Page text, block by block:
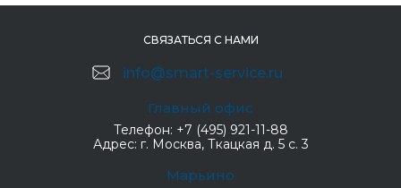
СВЯЗАТЬСЯ С НАМИ
info@smart-service.ru
Главный офис
Телефон: +7 (495) 921-11-88
Адрес: г. Москва, Ткацкая д. 5 с. 3
Марьино